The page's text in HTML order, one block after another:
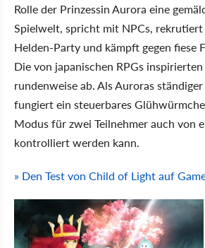
Rolle der Prinzessin Aurora eine
Spielwelt, spricht mit NPCs,
Helden-Party und kämpft gegen fiese
Die von japanischen RPGs
rundenweise ab. Als Auroras
fungiert ein steuerbares
Modus für zwei Teilnehmer auch von
kontrolliert werden kann.
» Den Test von Child of Light auf